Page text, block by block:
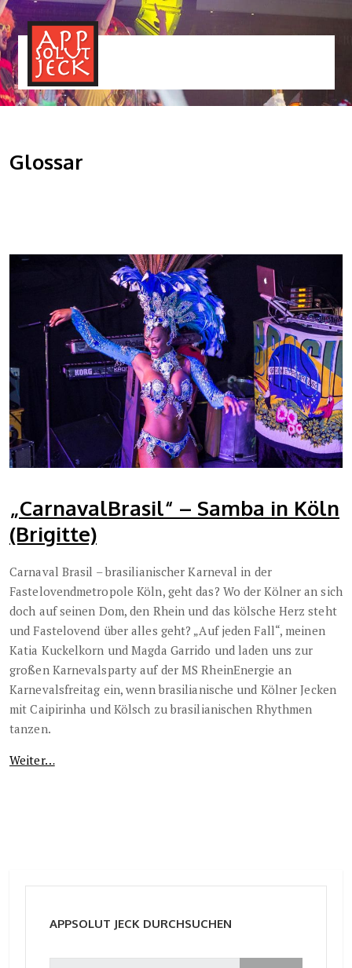
Glossar
„CarnavalBrasil“ – Samba in Köln
(Brigitte)
Carnaval Brasil – brasilianischer Karneval in der
Fastelovendmetropole Köln, geht das? Wo der Kölner an sich
doch auf seinen Dom, den Rhein und das kölsche Herz steht
und Fastelovend über alles geht? „Auf jeden Fall“, meinen
Katia Kuckelkorn und Magda Garrido und laden uns zur
großen Karnevalsparty auf der MS RheinEnergie an
Karnevalsfreitag ein, wenn brasilianische und Kölner Jecken
mit Caipirinha und Kölsch zu brasilianischen Rhythmen
tanzen.
Weiter…
APPSOLUT JECK DURCHSUCHEN